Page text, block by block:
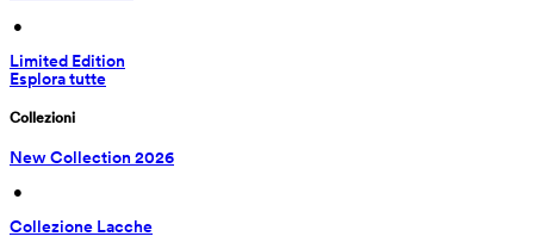
•
Limited Edition
Esplora tutte
Collezioni
New Collection 2026
•
Collezione Lacche